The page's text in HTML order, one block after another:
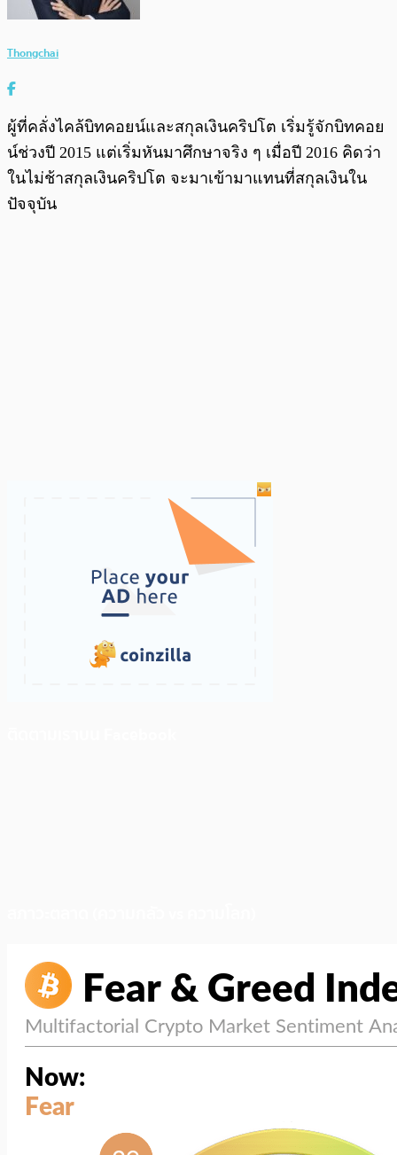
Thongchai
ผู้ที่คลั่งไคล้บิทคอยน์และสกุลเงินคริปโต เริ่มรู้จักบิทคอย
น์ช่วงปี 2015 แต่เริ่มหันมาศึกษาจริง ๆ เมื่อปี 2016 คิดว่า
ในไม่ช้าสกุลเงินคริปโต จะมาเข้ามาแทนที่สกุลเงินใน
ปัจจุบัน